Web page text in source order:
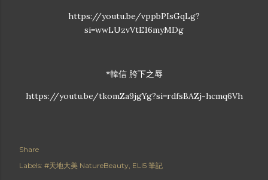
https://youtu.be/vppbPIsGqLg?
si=wwLUzvVtE16myMDg
*韓信 胯下之辱
https://youtu.be/tkomZa9jgYg?si=rdfsBAZj-hcmq6Vh
Share
Labels: #天地大美 NatureBeauty ELI5 筆記